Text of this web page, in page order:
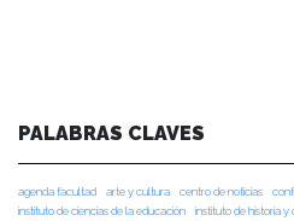
PALABRAS CLAVES
agenda facultad arte y cultura centro de noticias
instituto de ciencias de la educación
instituto de historia y